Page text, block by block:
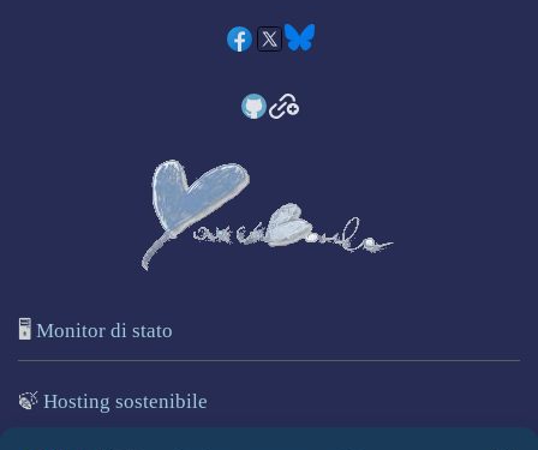
🖥️ Monitor di stato
🍃 Hosting sostenibile